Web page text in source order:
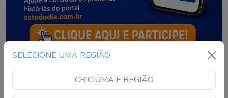
SELECIONE UMA REGIÃO
CRICIÚMA E REGIÃO